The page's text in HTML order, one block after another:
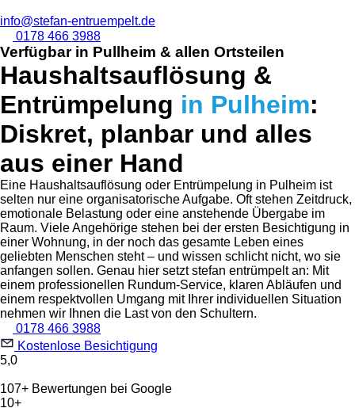
info@stefan-entruempelt.de
0178 466 3988
Verfügbar in Pullheim & allen Ortsteilen
Haushaltsauflösung &
Entrümpelung in Pulheim:
Diskret, planbar und alles
aus einer Hand
Eine Haushaltsauflösung oder Entrümpelung in Pulheim ist
selten nur eine organisatorische Aufgabe. Oft stehen Zeitdruck,
emotionale Belastung oder eine anstehende Übergabe im
Raum. Viele Angehörige stehen bei der ersten Besichtigung in
einer Wohnung, in der noch das gesamte Leben eines
geliebten Menschen steht – und wissen schlicht nicht, wo sie
anfangen sollen. Genau hier setzt stefan entrümpelt an: Mit
einem professionellen Rundum-Service, klaren Abläufen und
einem respektvollen Umgang mit Ihrer individuellen Situation
nehmen wir Ihnen die Last von den Schultern.
0178 466 3988
Kostenlose Besichtigung
5,0
107+ Bewertungen bei Google
10+